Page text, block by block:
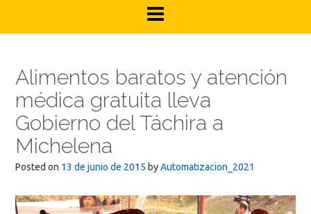
Alimentos baratos y atención
médica gratuita lleva
Gobierno del Táchira a
Michelena
Posted on 13 de junio de 2015 byAutomatizacion_2021